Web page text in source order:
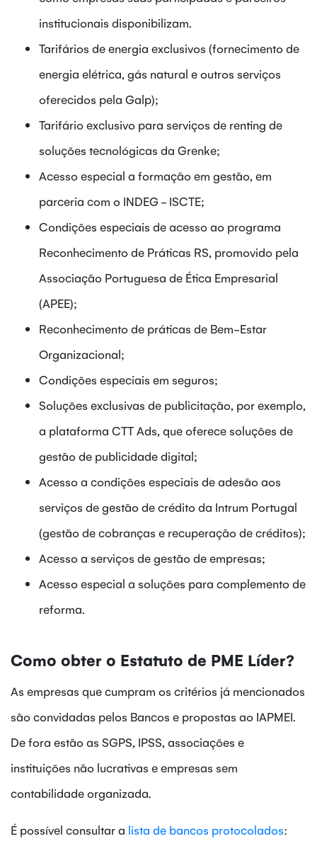
institucionais disponibilizam.
Tarifários de energia exclusivos (fornecimento de
energia elétrica, gás natural e outros serviços
oferecidos pela Galp);
Tarifário exclusivo para serviços de renting de
soluções tecnológicas da Grenke;
Acesso especial a formação em gestão, em
parceria com o INDEG - ISCTE;
Condições especiais de acesso ao programa
Reconhecimento de Práticas RS, promovido pela
Associação Portuguesa de Ética Empresarial
(APEE);
Reconhecimento de práticas de Bem-Estar
Organizacional;
Condições especiais em seguros;
Soluções exclusivas de publicitação, por exemplo,
a plataforma CTT Ads, que oferece soluções de
gestão de publicidade digital;
Acesso a condições especiais de adesão aos
serviços de gestão de crédito da Intrum Portugal
(gestão de cobranças e recuperação de créditos);
Acesso a serviços de gestão de empresas;
Acesso especial a soluções para complemento de
reforma.
Como obter o Estatuto de PME Líder?
As empresas que cumpram os critérios já mencionados
são convidadas pelos Bancos e propostas ao IAPMEI.
De fora estão as SGPS, IPSS, associações e
instituições não lucrativas e empresas sem
contabilidade organizada.
É possível consultar a lista de bancos protocolados: